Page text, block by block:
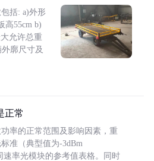
括: a)外形
高55cm b)
允许总重
廓尺寸及
正常
率的正常范围及影响因素，重
准（典型值为-3dBm
速率光模块的参考值表格。同时